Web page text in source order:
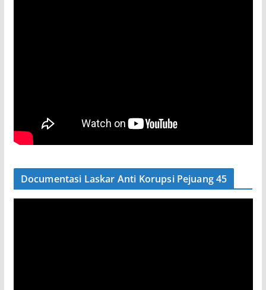
Documentasi Laskar Anti Korupsi Pejuang 45